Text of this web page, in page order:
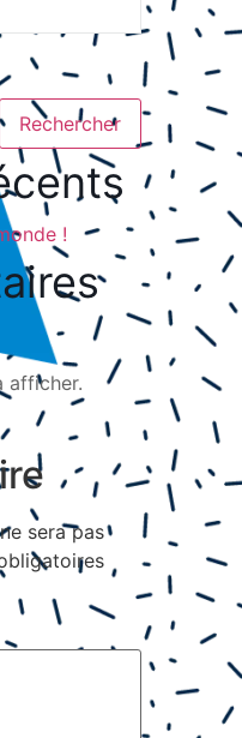
Rechercher
!
afficher.
sera pas